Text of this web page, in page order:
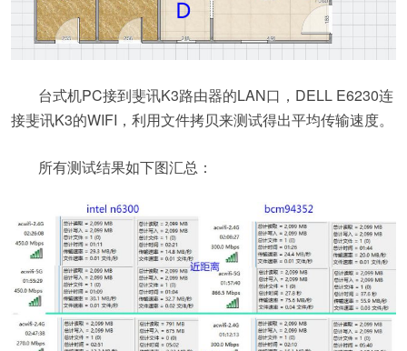
台式机PC接到斐讯K3路由器的LAN口，DELL E6230连
接斐讯K3的WIFI，利用文件拷贝来测试得出平均传输速度。
所有测试结果如下图汇总：